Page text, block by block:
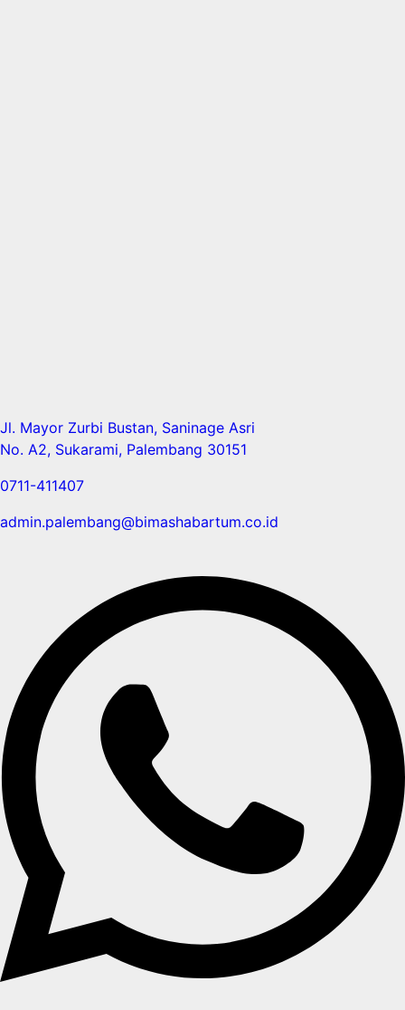
Jl. Mayor Zurbi Bustan, Saninage Asri
No. A2, Sukarami, Palembang 30151
0711-411407
admin.palembang@bimashabartum.co.id